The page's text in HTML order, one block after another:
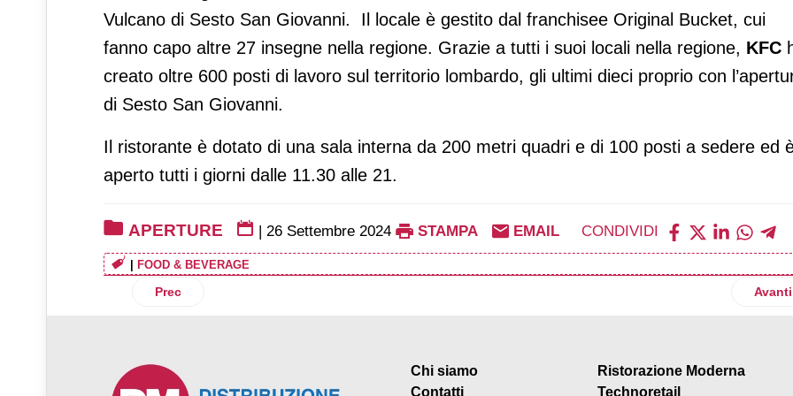
Vulcano di Sesto San Giovanni. Il locale è gestito dal franchisee Original Bucket, cui
fanno capo altre 27 insegne nella regione. Grazie a tutti i suoi locali nella regione, KFC
creato oltre 600 posti di lavoro sul territorio lombardo, gli ultimi dieci proprio con
di Sesto San Giovanni.
Il ristorante è dotato di una sala interna da 200 metri quadri e di 100 posti a sedere ed
aperto tutti i giorni dalle 11.30 alle 21.
APERTURE | 26 Settembre 2024 STAMPA EMAIL CONDIVIDI
FOOD & BEVERAGE
Articolo precedente: Prénatal e Toys Center aprono nel nuovo Aponense
Prec Avanti
Chi siamo
Contatti
Ristorazione Moderna
Technoretail